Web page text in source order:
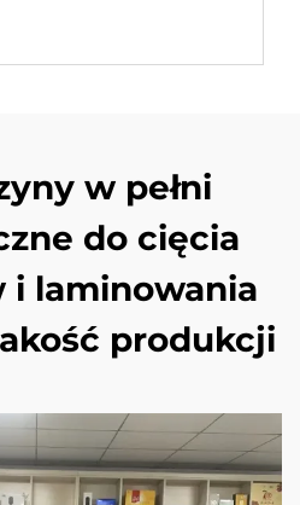
w pełni
do cięcia
i laminowania
produkcji